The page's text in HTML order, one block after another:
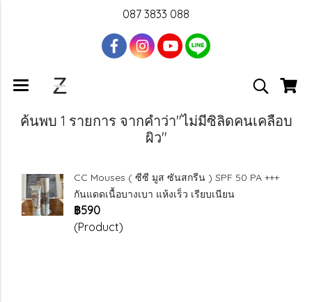
087 3833 088
ค้นพบ 1 รายการ จากคำว่า"ไม่มีซิลิดคนเคลือบ
ผิว"
CC Mouses ( ซีซี มูส ซันสกรีน ) SPF 50 PA +++
กันแดดเนื้อบางเบา แห้งเร็ว เรียบเนียน
฿590
(Product)